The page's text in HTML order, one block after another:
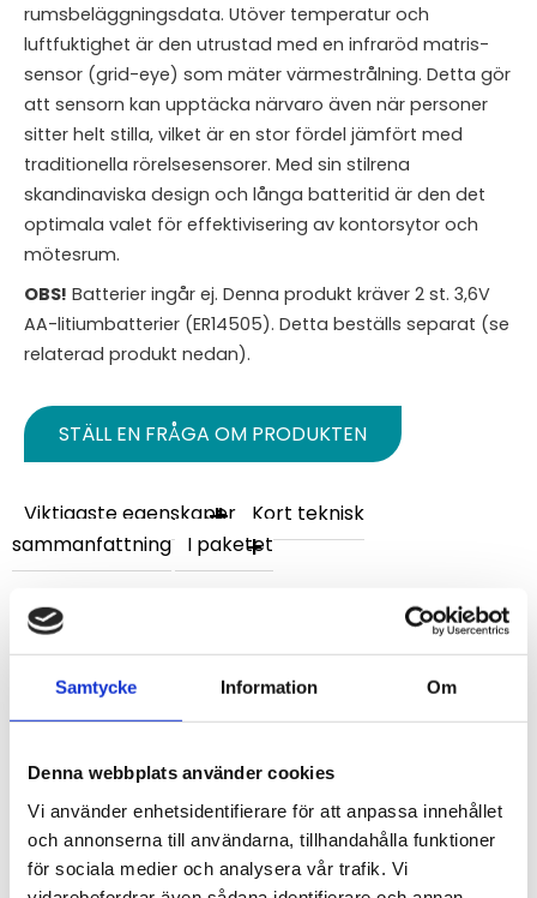
Samtycke Information Om
Denna webbplats använder cookies
Vi använder enhetsidentifierare för att anpassa innehållet
och annonserna till användarna, tillhandahålla funktioner
för sociala medier och analysera vår trafik. Vi
rumsbeläggningsdata. Utöver temperatur och
luftfuktighet är den utrustad med en infraröd matris-
sensor (grid-eye) som mäter värmestrålning. Detta gör
att sensorn kan upptäcka närvaro även när personer
sitter helt stilla, vilket är en stor fördel jämfört med
traditionella rörelsesensorer. Med sin stilrena
skandinaviska design och långa batteritid är den det
optimala valet för effektivisering av kontorsytor och
mötesrum.
OBS! Batterier ingår ej. Denna produkt kräver 2 st. 3,6V
AA-litiumbatterier (ER14505). Detta beställs separat (se
relaterad produkt nedan).
STÄLL EN FRÅGA OM PRODUKTEN
Viktigaste egenskaper
Kort teknisk
sammanfattning
I paketet
Omdömen